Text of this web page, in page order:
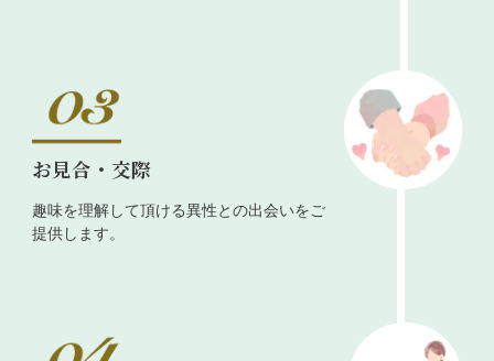
お見合・交際
趣味を理解して頂ける異性との出会いをご
提供します。